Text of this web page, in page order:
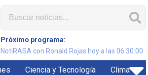
Próximo programa:
NotiRASA con Ronald Rojas hoy a las 06:30:00
Ciencia y Tecnología Clima